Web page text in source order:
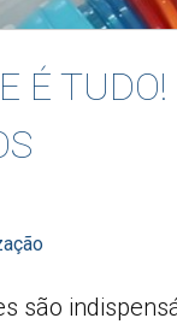
É
são